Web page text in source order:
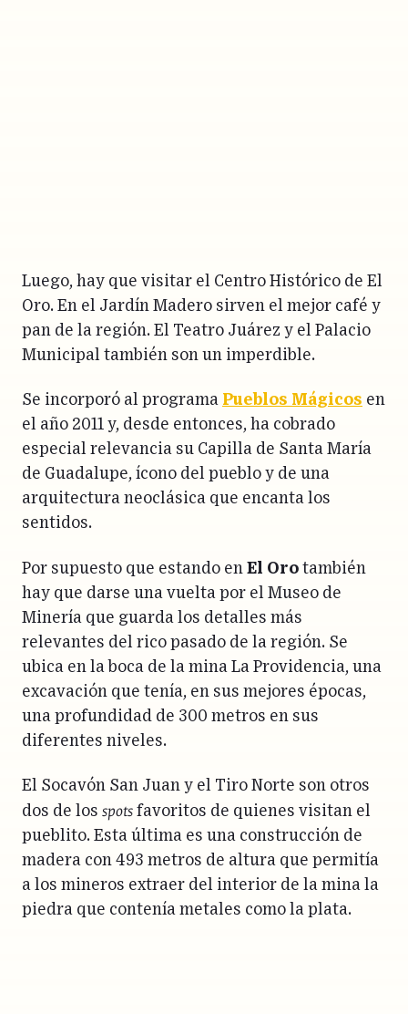
Luego, hay que visitar el Centro Histórico de El
Oro. En el Jardín Madero sirven el mejor café y
pan de la región. El Teatro Juárez y el Palacio
Municipal también son un imperdible.
Se incorporó al programa Pueblos Mágicos en
el año 2011 y, desde entonces, ha cobrado
especial relevancia su Capilla de Santa María
de Guadalupe, ícono del pueblo y de una
arquitectura neoclásica que encanta los
sentidos.
Por supuesto que estando en El Oro también
hay que darse una vuelta por el Museo de
Minería que guarda los detalles más
relevantes del rico pasado de la región. Se
ubica en la boca de la mina La Providencia, una
excavación que tenía, en sus mejores épocas,
una profundidad de 300 metros en sus
diferentes niveles.
El Socavón San Juan y el Tiro Norte son otros
dos de los spots favoritos de quienes visitan el
pueblito. Esta última es una construcción de
madera con 493 metros de altura que permitía
a los mineros extraer del interior de la mina la
piedra que contenía metales como la plata.